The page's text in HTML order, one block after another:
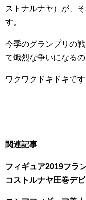
ストナルナヤ）が、
す。
今季のグランプリの
て熾烈な争いになる
ワクワクドキドキです
関連記事
フィギュア2019フラ
コストルナヤ圧巻デ